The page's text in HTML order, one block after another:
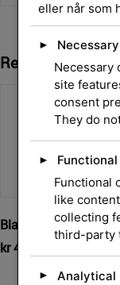
Relaterte
Black Toner
kr4 956,00
eller når som
►
Necessary
site
consent
They do
►
Functional
like
collecting
third-party
►
Analytical